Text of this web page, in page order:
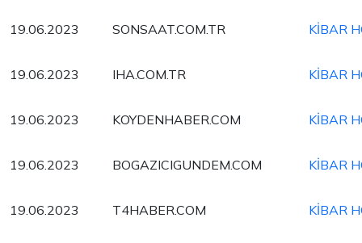
19.06.2023 SONSAAT.COM.TR KİBAR
19.06.2023 IHA.COM.TR KİBAR
19.06.2023 KOYDENHABER.COM KİBAR
19.06.2023 BOGAZICIGUNDEM.COM KİBAR
19.06.2023 T4HABER.COM KİBAR